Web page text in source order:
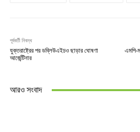
পূর্ববর্তী নিবন্ধ
যুক্তরাষ্ট্রের পর ডব্লিউএইচও ছাড়ার ঘোষণা
আর্জেন্টিনার
এমপি-
আরও সংবাদ